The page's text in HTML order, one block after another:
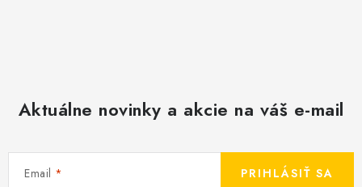
Aktuálne novinky a akcie na váš e-mail
Email PRIHLÁSIŤ SA